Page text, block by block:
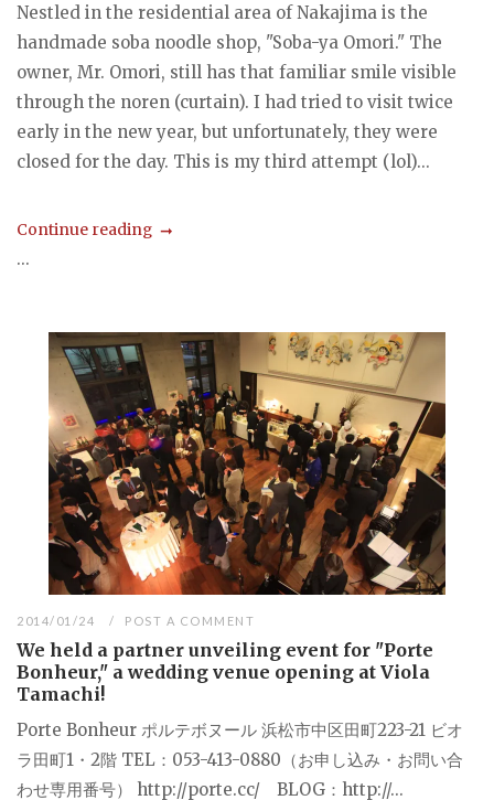
Nestled in the residential area of Nakajima is the
handmade soba noodle shop, "Soba-ya Omori." The
owner, Mr. Omori, still has that familiar smile visible
through the noren (curtain). I had tried to visit twice
early in the new year, but unfortunately, they were
closed for the day. This is my third attempt (lol)...
Continue reading
...
2014/01/24 POST A COMMENT
We held a partner unveiling event for "Porte
Bonheur," a wedding venue opening at Viola
Tamachi!
Porte Bonheur ポルテボヌール 浜松市中区田町223-21 ビオ
ラ田町1・2階 TEL：053-413-0880（お申し込み・お問い合
わせ専用番号） http://porte.cc/ BLOG：http://...